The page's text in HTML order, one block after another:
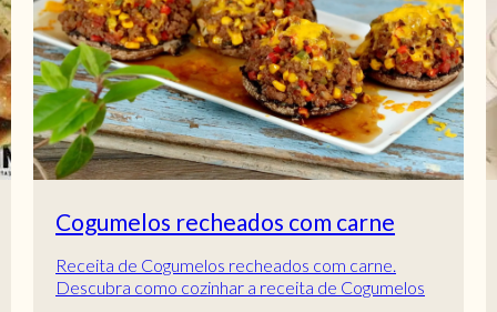
Cogumelos recheados com carne
Receita de Cogumelos recheados com carne.
Descubra como cozinhar a receita de Cogumelos